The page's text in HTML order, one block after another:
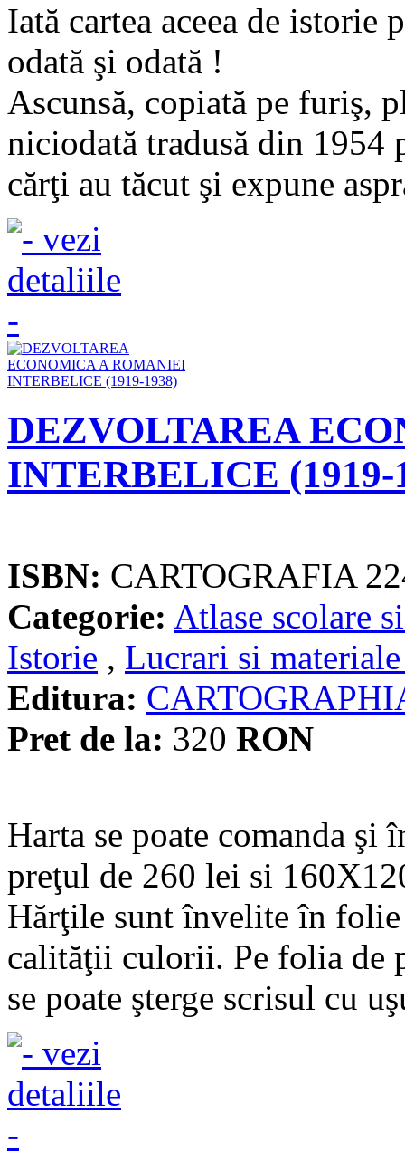
Iată cartea aceea de
odată şi odată !
Ascunsă, copiată pe furiş,
niciodată tradusă din 1954
cărţi au tăcut şi expune
DEZVOLTAREA
INTERBELICE (1919-
ISBN: CARTOGRAFIA
Categorie: Atlase scolare
Istorie , Lucrari si
Editura:
Pret de la: 320 RON
Harta se poate comanda
preţul de 260 lei si
Hărţile sunt învelite în folie
calităţii culorii. Pe folia de
se poate şterge scrisul cu